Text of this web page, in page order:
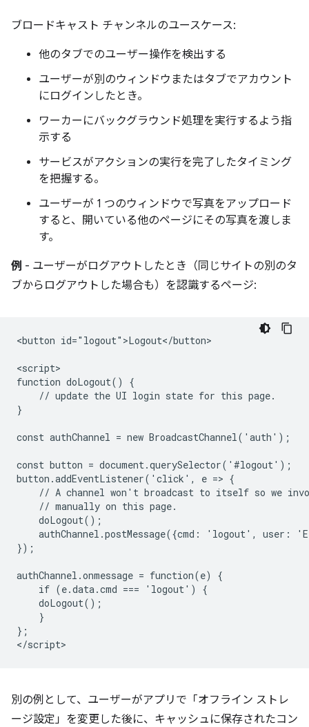
ブロードキャスト チャンネルのユースケース:
他のタブでのユーザー操作を検出する
ユーザーが別のウィンドウまたはタブでアカウント
にログインしたとき。
ワーカーにバックグラウンド処理を実行するよう指
示する
サービスがアクションの実行を完了したタイミング
を把握する。
ユーザーが 1 つのウィンドウで写真をアップロード
すると、開いている他のページにその写真を渡しま
す。
例 - ユーザーがログアウトしたとき（同じサイトの別のタ
ブからログアウトした場合も）を認識するページ:
<button id="logout">Logout</button>
<script>
function doLogout() {
    // update the UI login state for this page.
}
const authChannel = new BroadcastChannel('auth');
const button = document.querySelector('#logout');
button.addEventListener('click', e => {
// A channel won't broadcast to itself so we
    // manually on this page.
    doLogout();
authChannel.postMessage({cmd: 'logout', user:
});
authChannel.onmessage = function(e) {
    if (e.data.cmd === 'logout') {
    doLogout();
    }
};
別の例として、ユーザーがアプリで「オフライン ストレ
ージ設定」を変更した後に、キャッシュに保存されたコン